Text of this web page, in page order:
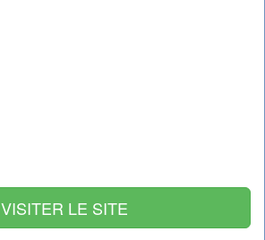
VISITER LE SITE